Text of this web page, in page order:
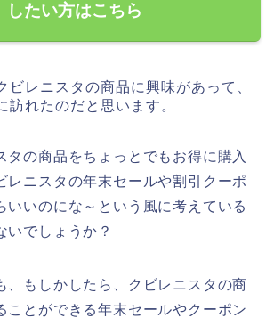
したい方はこちら
ビレニスタの商品に興味があって、
訪れたのだと思います。
タの商品をちょっとでもお得に購入
レニスタの年末セールや割引クーポ
いいのにな～という風に考えている
いでしょうか？
、もしかしたら、クビレニスタの商
ことができる年末セールやクーポン